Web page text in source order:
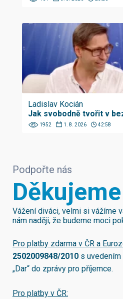
Ladislav Kocián
Jak svobodně tvořit v
1952 1. 8. 2026 42:58
Podpořte nás
Děkujeme
Vážení diváci, velmi si vážíme
nám naději, že budeme moci
Pro platby zdarma v ČR a
2502009848/2010 s
„Dar“ do zprávy pro příjemce.
Pro platby v ČR: